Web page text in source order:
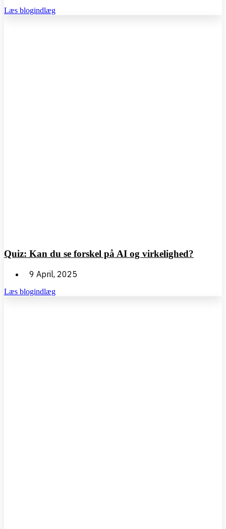
Læs blogindlæg
Quiz: Kan du se forskel på AI og virkelighed?
9 April, 2025
Læs blogindlæg